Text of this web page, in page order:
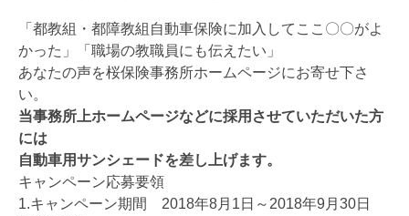
「都教組・都障教組自動車保険に加入してここ〇〇がよ
かった」「職場の教職員にも伝えたい」
あなたの声を桜保険事務所ホームページにお寄せ下さ
い。
当事務所上ホームページなどに採用させていただいた方
には
自動車用サンシェードを差し上げます。
キャンペーン応募要領
1.キャンペーン期間 2018年8月1日～2018年9月30日